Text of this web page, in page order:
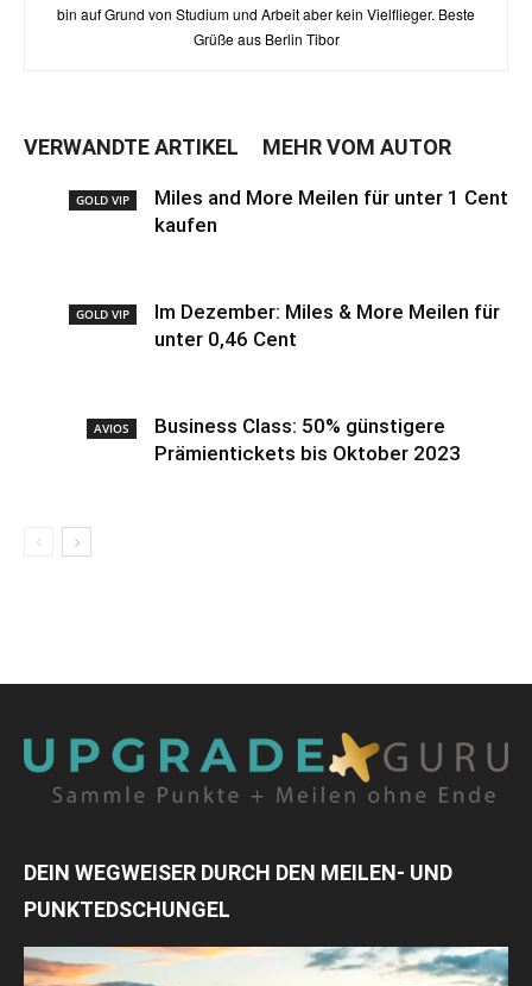
bin auf Grund von Studium und Arbeit aber kein Vielflieger. Beste
Grüße aus Berlin Tibor
VERWANDTE ARTIKEL MEHR VOM AUTOR
GOLD VIP
Miles and More Meilen für unter 1 Cent
kaufen
GOLD VIP
Im Dezember: Miles & More Meilen für
unter 0,46 Cent
AVIOS
Business Class: 50% günstigere
Prämientickets bis Oktober 2023
DEIN WEGWEISER DURCH DEN MEILEN- UND
PUNKTEDSCHUNGEL